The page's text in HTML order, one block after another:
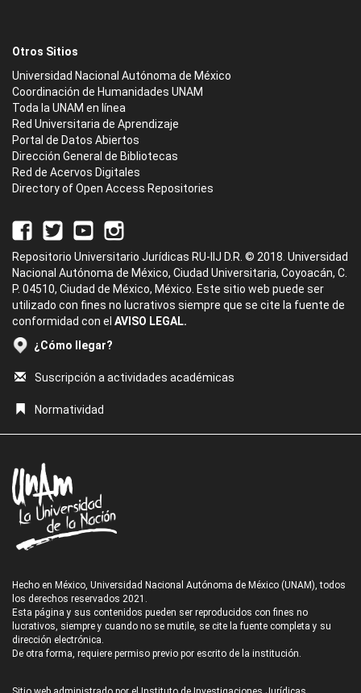
Otros Sitios
Universidad Nacional Autónoma de México
Coordinación de Humanidades UNAM
Toda la UNAM en línea
Red Universitaria de Aprendizaje
Portal de Datos Abiertos
Dirección General de Bibliotecas
Red de Acervos Digitales
Directory of Open Access Repositories
Repositorio Universitario Jurídicas RU-IIJ D.R. © 2018. Universidad
Nacional Autónoma de México, Ciudad Universitaria, Coyoacán, C.
P. 04510, Ciudad de México, México. Este sitio web puede ser
utilizado con fines no lucrativos siempre que se cite la fuente de
conformidad con el AVISO LEGAL.
¿Cómo llegar?
Suscripción a actividades académicas
Normatividad
Hecho en México, Universidad Nacional Autónoma de México (UNAM), todos
los derechos reservados 2021.
Esta página y sus contenidos pueden ser reproducidos con fines no
lucrativos, siempre y cuando no se mutile, se cite la fuente completa y su
dirección electrónica.
De otra forma, requiere permiso previo por escrito de la institución.